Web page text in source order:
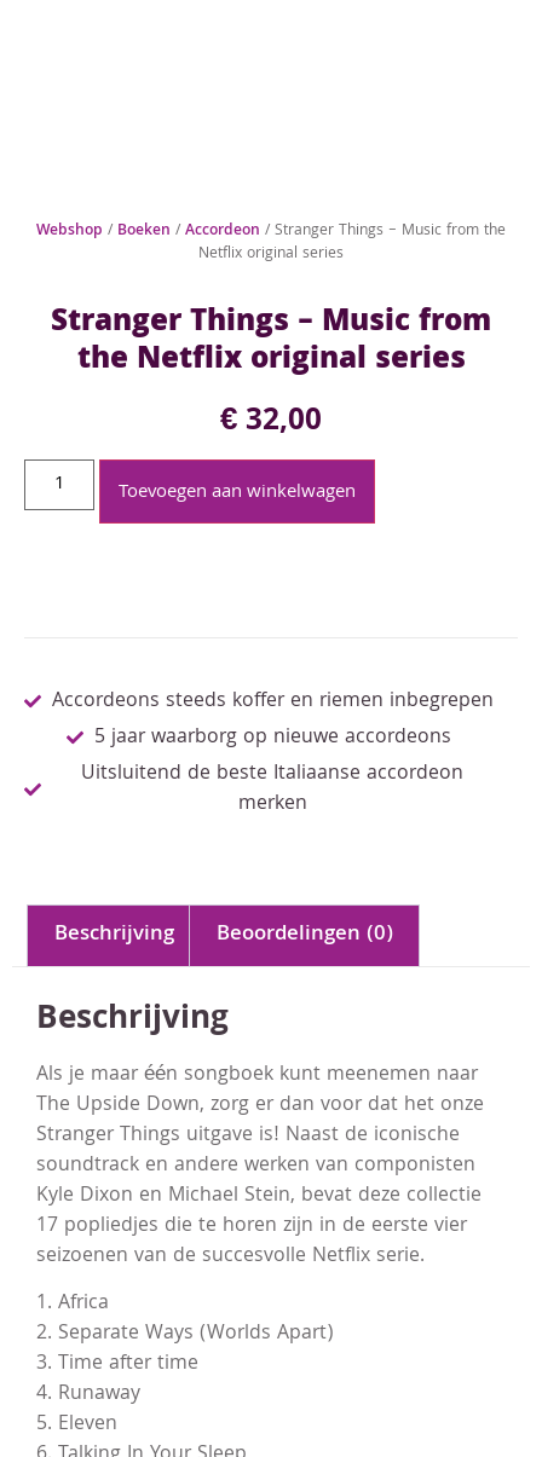
Webshop / Boeken /Accordeon / Stranger Things – Music from the
Netflix original series
Stranger Things – Music from
the Netflix original series
€32,00
Toevoegen aan winkelwagen
Accordeons steeds koffer en riemen inbegrepen
5 jaar waarborg op nieuwe accordeons
Uitsluitend de beste Italiaanse accordeon
merken
Beschrijving Beoordelingen (0)
Beschrijving
Als je maar één songboek kunt meenemen naar
The Upside Down, zorg er dan voor dat het onze
Stranger Things uitgave is! Naast de iconische
soundtrack en andere werken van componisten
Kyle Dixon en Michael Stein, bevat deze collectie
17 popliedjes die te horen zijn in de eerste vier
seizoenen van de succesvolle Netflix serie.
1. Africa
2. Separate Ways (Worlds Apart)
3. Time after time
4. Runaway
5. Eleven